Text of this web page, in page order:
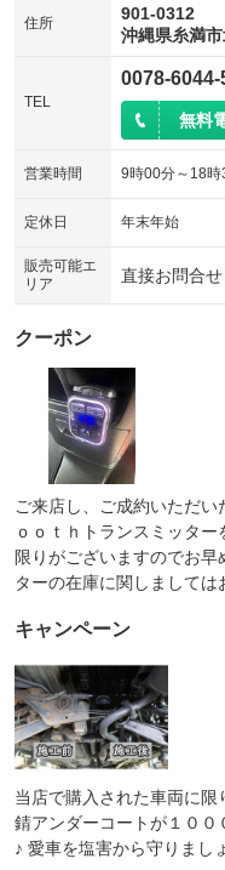
住所
901-0312
沖縄県糸満
TEL
0078-6044-
無料
営業時間 9時00分～18時
定休日 年末年始
販売可能エ
リア
直接お問合
クーポン
ご来店し、ご成約いただい
ｏｏｔｈトランスミッタ
限りがございますのでお
ターの在庫に関しまして
キャンペーン
当店で購入された車両に
錆アンダーコートが１００
♪ 愛車を塩害から守りまし